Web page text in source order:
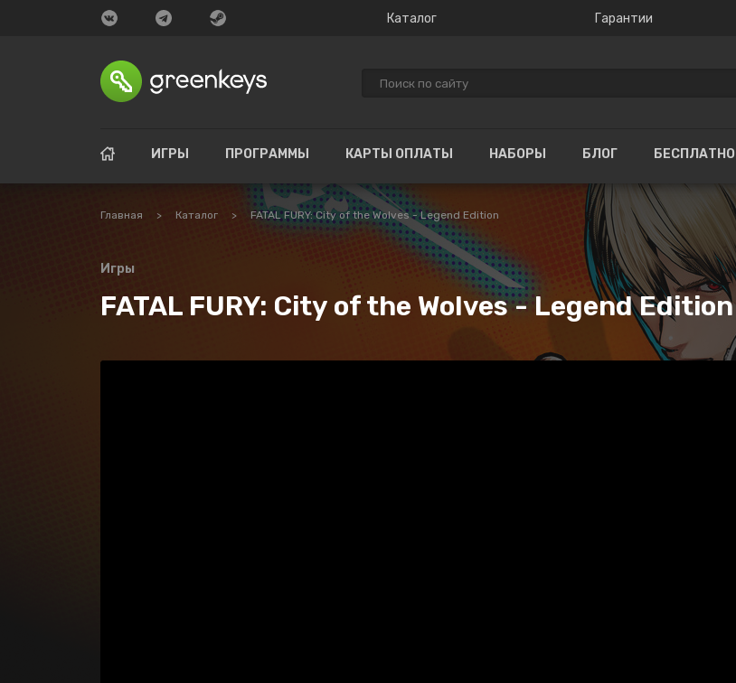
Каталог Гарантии
ИГРЫ ПРОГРАММЫ КАРТЫ ОПЛАТЫ НАБОРЫ БЛОГ БЕСПЛАТНО
Главная > Каталог > FATAL FURY: City of the Wolves - Legend Edition
Игры
FATAL FURY: City of the Wolves - Legend Edition